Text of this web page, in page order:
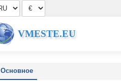
VMESTE.EU
Основное